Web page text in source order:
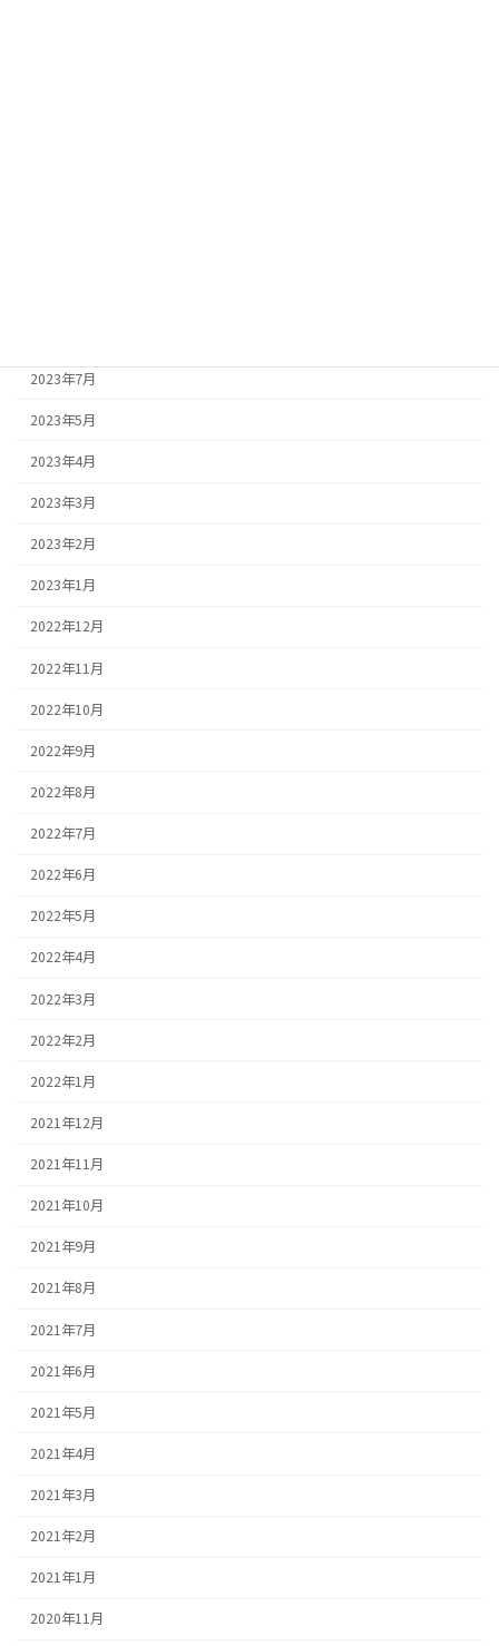
2023年7月
2023年5月
2023年4月
2023年3月
2023年2月
2023年1月
2022年12月
2022年11月
2022年10月
2022年9月
2022年8月
2022年7月
2022年6月
2022年5月
2022年4月
2022年3月
2022年2月
2022年1月
2021年12月
2021年11月
2021年10月
2021年9月
2021年8月
2021年7月
2021年6月
2021年5月
2021年4月
2021年3月
2021年2月
2021年1月
2020年11月